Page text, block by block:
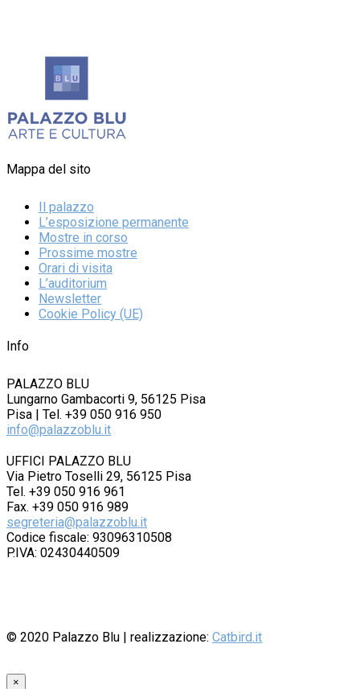
Mappa del sito
Il palazzo
L’esposizione permanente
Mostre in corso
Prossime mostre
Orari di visita
L’auditorium
Newsletter
Cookie Policy (UE)
Info
PALAZZO BLU
Lungarno Gambacorti 9, 56125 Pisa
Pisa | Tel. +39 050 916 950
info@palazzoblu.it
UFFICI PALAZZO BLU
Via Pietro Toselli 29, 56125 Pisa
Tel. +39 050 916 961
Fax. +39 050 916 989
segreteria@palazzoblu.it
Codice fiscale: 93096310508
P.IVA: 02430440509
© 2020 Palazzo Blu | realizzazione: Catbird.it
×